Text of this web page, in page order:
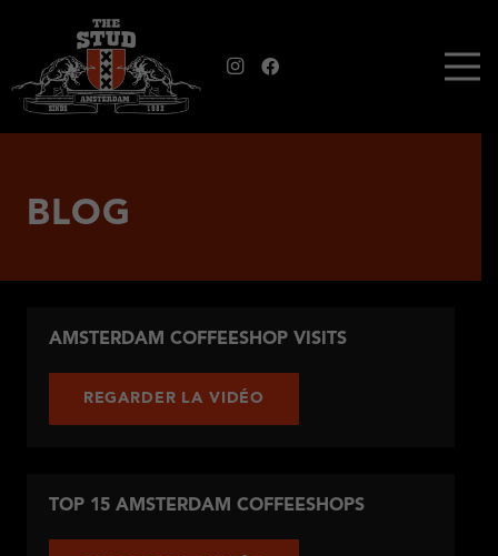
BLOG
AMSTERDAM COFFEESHOP VISITS
REGARDER LA VIDÉO
TOP 15 AMSTERDAM COFFEESHOPS